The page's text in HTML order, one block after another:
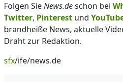
Folgen SieNews.deschon bei
Twitter, Pinterest und
brandheiße News, aktuelle
Draht zur Redaktion.
sfx/ife/news.de